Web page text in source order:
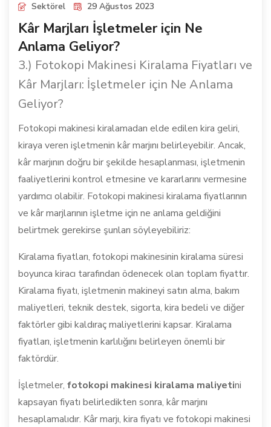
Sektörel 29 Ağustos 2023
Kâr Marjları İşletmeler için Ne
Anlama Geliyor?
3.) Fotokopi Makinesi Kiralama Fiyatları ve
Kâr Marjları: İşletmeler için Ne Anlama
Geliyor?
Fotokopi makinesi kiralamadan elde edilen kira geliri,
kiraya veren işletmenin kâr marjını belirleyebilir. Ancak,
kâr marjının doğru bir şekilde hesaplanması, işletmenin
faaliyetlerini kontrol etmesine ve kararlarını vermesine
yardımcı olabilir. Fotokopi makinesi kiralama fiyatlarının
ve kâr marjlarının işletme için ne anlama geldiğini
belirtmek gerekirse şunları söyleyebiliriz:
Kiralama fiyatları, fotokopi makinesinin kiralama süresi
boyunca kiracı tarafından ödenecek olan toplam fiyattır.
Kiralama fiyatı, işletmenin makineyi satın alma, bakım
maliyetleri, teknik destek, sigorta, kira bedeli ve diğer
faktörler gibi kaldıraç maliyetlerini kapsar. Kiralama
fiyatları, işletmenin karlılığını belirleyen önemli bir
faktördür.
İşletmeler, fotokopi makinesi kiralama maliyetini
kapsayan fiyatı belirledikten sonra, kâr marjını
hesaplamalıdır. Kâr marjı, kira fiyatı ve fotokopi makinesi